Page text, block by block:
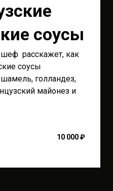
соусы
шеф расскажет, как
соусы
голландез,
майонез и
10 000 ₽